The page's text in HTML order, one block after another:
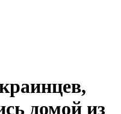
домой из